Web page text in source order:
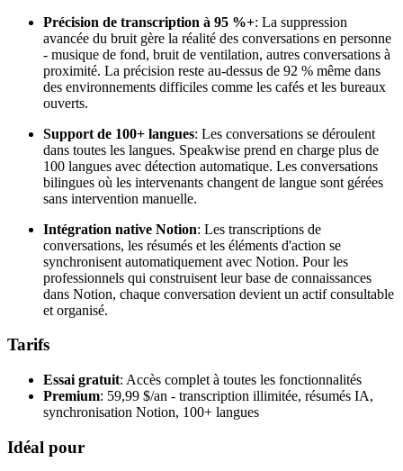
Précision de transcription à 95 %+: La suppression
avancée du bruit gère la réalité des conversations en personne
- musique de fond, bruit de ventilation, autres conversations à
proximité. La précision reste au-dessus de 92 % même dans
des environnements difficiles comme les cafés et les bureaux
ouverts.
Support de 100+ langues: Les conversations se déroulent
dans toutes les langues. Speakwise prend en charge plus de
100 langues avec détection automatique. Les conversations
bilingues où les intervenants changent de langue sont gérées
sans intervention manuelle.
Intégration native Notion: Les transcriptions de
conversations, les résumés et les éléments d'action se
synchronisent automatiquement avec Notion. Pour les
professionnels qui construisent leur base de connaissances
dans Notion, chaque conversation devient un actif consultable
et organisé.
Tarifs
Essai gratuit: Accès complet à toutes les fonctionnalités
Premium: 59,99 $/an - transcription illimitée, résumés IA,
synchronisation Notion, 100+ langues
Idéal pour